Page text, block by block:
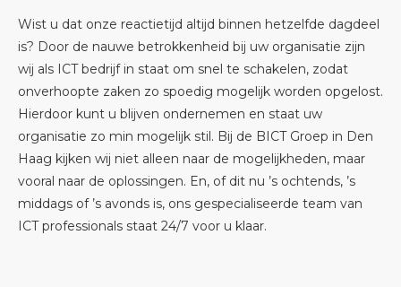
Wist u dat onze reactietijd altijd binnen hetzelfde dagdeel
is? Door de nauwe betrokkenheid bij uw organisatie zijn
wij als ICT bedrijf in staat om snel te schakelen, zodat
onverhoopte zaken zo spoedig mogelijk worden opgelost.
Hierdoor kunt u blijven ondernemen en staat uw
organisatie zo min mogelijk stil. Bij de BICT Groep in Den
Haag kijken wij niet alleen naar de mogelijkheden, maar
vooral naar de oplossingen. En, of dit nu ’s ochtends, ’s
middags of ’s avonds is, ons gespecialiseerde team van
ICT professionals staat 24/7 voor u klaar.